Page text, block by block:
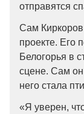
отправятся
Сам Киркоров
проекте. Его
Белогорья в
сцене. Сам он
него стала
«Я уверен,